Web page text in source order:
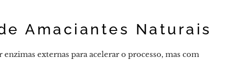
Amaciantes Naturais
externas para acelerar o processo, mas com